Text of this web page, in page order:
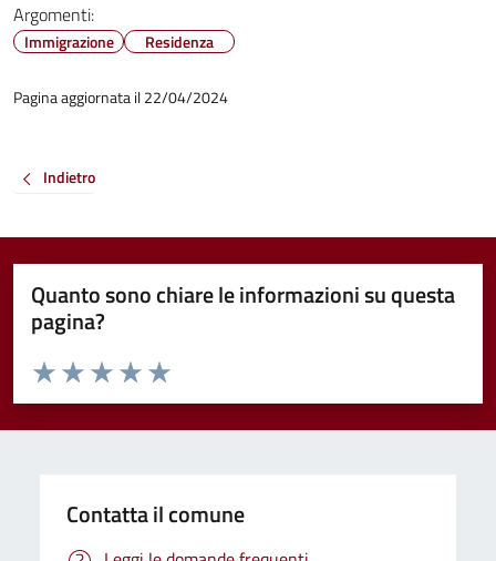
Argomenti:
Immigrazione Residenza
Pagina aggiornata il 22/04/2024
Indietro
Quanto sono chiare le informazioni su questa
pagina?
Valuta da 1 a 5 stelle la pagina
Valuta 5 stelle su 5
Valuta 4 stelle su 5
Valuta 3 stelle su 5
Valuta 2 stelle su 5
Valuta 1 stelle su 5
Contatta il comune